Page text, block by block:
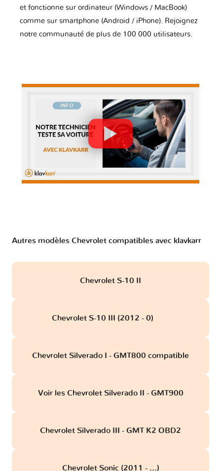
et fonctionne sur ordinateur (Windows / MacBook)
comme sur smartphone (Android / iPhone). Rejoignez
notre communauté de plus de 100 000 utilisateurs.
Autres modèles Chevrolet compatibles avec klavkarr
Chevrolet S-10 II
Chevrolet S-10 III (2012 - 0)
Chevrolet Silverado I - GMT800 compatible
Voir les Chevrolet Silverado II - GMT900
Chevrolet Silverado III - GMT K2 OBD2
Chevrolet Sonic (2011 - ...)